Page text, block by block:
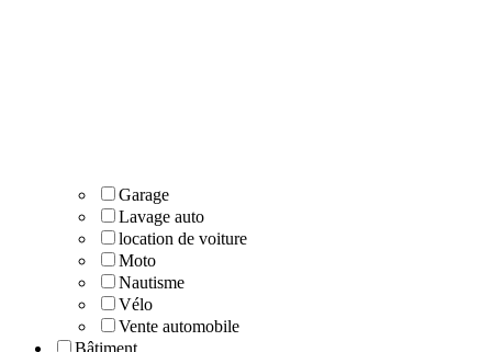
Garage
Lavage auto
location de voiture
Moto
Nautisme
Vélo
Vente automobile
Bâtiment